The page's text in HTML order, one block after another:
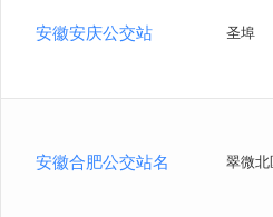
安徽安庆公交站 圣埠
安徽合肥公交站名 翠微北